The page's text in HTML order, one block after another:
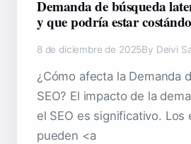
Demanda de búsqueda
y que podría estar
8 de diciembre de 2025By Deivi
¿Cómo afecta la Demanda
SEO? El impacto de la
el SEO es significativo. Los
pueden <a